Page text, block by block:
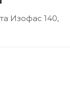
Изофас 140,